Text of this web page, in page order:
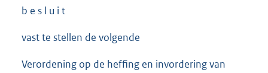
b e s l u i t
vast te stellen de volgende
Verordening op de heffing en invordering van